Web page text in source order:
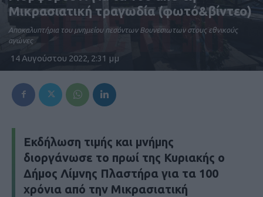
Μικρασιατική τραγωδία (φωτό&βίντεο)
Αποκαλυπτήρια του μνημείου πεσόντων Βουνεσιωτων στους εθνικούς
αγώνες
14 Αυγούστου 2022, 2:31 μμ
Εκδήλωση τιμής και μνήμης
διοργάνωσε το πρωί της Κυριακής ο
Δήμος Λίμνης Πλαστήρα για τα 100
χρόνια από την Μικρασιατική